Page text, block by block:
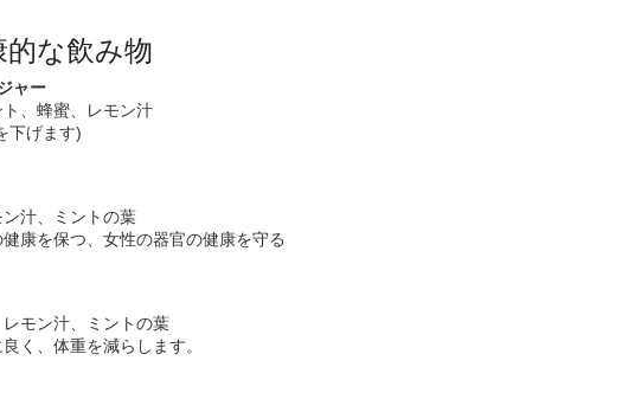
な飲み物
ャー
、蜂蜜、レモン汁
下げます)
汁、ミントの葉
康を保つ、女性の器官の健康を守る
モン汁、ミントの葉
く、体重を減らします。